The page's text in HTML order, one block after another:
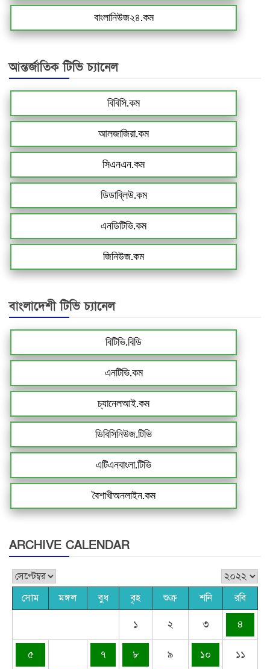
বাংলানিউজ২৪.কম
আন্তর্জাতিক টিভি চ্যানেল
বিবিসি.কম
আলজাজিরা.কম
সিএনএন.কম
ডিডাব্লিউ.কম
এনডিটিভি.কম
জিনিউজ.কম
বাংলাদেশী টিভি চ্যানেল
বিটিভি.বিডি
এনটিভি.কম
চ্যানেলআই.কম
ডিবিসিনিউজ.টিভি
এটিএনবাংলা.টিভি
বৈশাখীঅনলাইন.কম
ARCHIVE CALENDAR
সোম মঙ্গল বুধ বৃহ শুক্র শনি রবি
১ ২ ৩ ৪
৫ ৭ ৮ ৯ ১০ ১১